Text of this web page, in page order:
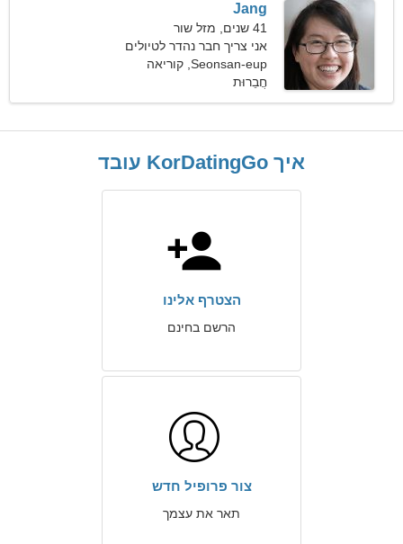
Jang
41 שנים, מזל שור
אני צריך חבר נהדר לטיולים
Seonsan-eup, קוריאה
הדרומית
חֲבֵרוּת
איך KorDatingGo עובד
הצטרף אלינו
הרשם בחינם
צור פרופיל חדש
תאר את עצמך